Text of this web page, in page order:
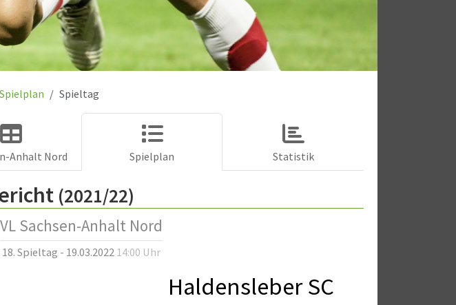
Spielplan Spieltag
Anhalt Nord Spielplan Statistik
(2021/22)
VL Sachsen-Anhalt Nord
18. Spieltag - 19.03.2022 14:00 Uhr
Haldensleber SC